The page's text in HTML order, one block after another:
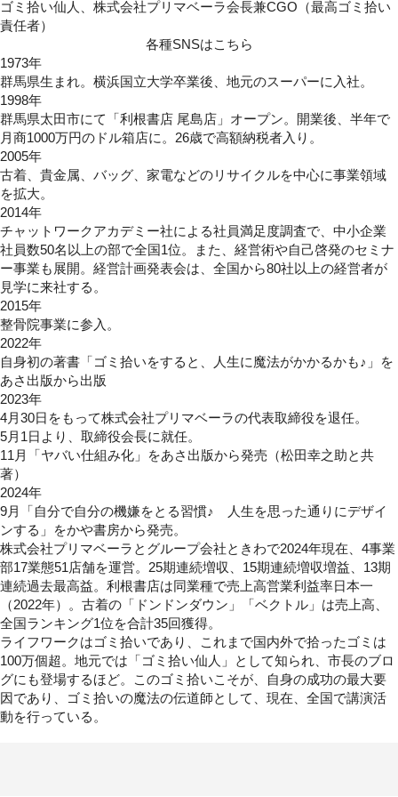
ゴミ拾い仙人、株式会社プリマベーラ会長兼CGO（最高ゴミ拾い
責任者）
各種SNSはこちら
1973年
群馬県生まれ。横浜国立大学卒業後、地元のスーパーに入社。
1998年
群馬県太田市にて「利根書店 尾島店」オープン。開業後、半年で
月商1000万円のドル箱店に。26歳で高額納税者入り。
2005年
古着、貴金属、バッグ、家電などのリサイクルを中心に事業領域
を拡大。
2014年
チャットワークアカデミー社による社員満足度調査で、中小企業
社員数50名以上の部で全国1位。また、経営術や自己啓発のセミナ
ー事業も展開。経営計画発表会は、全国から80社以上の経営者が
見学に来社する。
2015年
整骨院事業に参入。
2022年
自身初の著書 「ゴミ拾いをすると、人生に魔法がかかるかも♪」
を
あさ出版から出版
2023年
4月30日をもって株式会社プリマベーラの代表取締役を退任。
5月1日より、取締役会長に就任。
11月
「ヤバい仕組み化」
をあさ出版から発売（松田幸之助と共
著）
2024年
9月
「自分で自分の機嫌をとる習慣♪ 人生を思った通りにデザイ
ンする」
をかや書房から発売。
株式会社プリマベーラとグループ会社ときわで2024年現在、4事業
部17業態51店舗を運営。25期連続増収、15期連続増収増益、13期
連続過去最高益。利根書店は同業種で売上高営業利益率日本一
（2022年）。古着の「ドンドンダウン」「ベクトル」は売上高、
全国ランキング1位を合計35回獲得。
ライフワークはゴミ拾いであり、これまで国内外で拾ったゴミは
100万個超。地元では「ゴミ拾い仙人」として知られ、市長のブロ
グにも登場するほど。このゴミ拾いこそが、自身の成功の最大要
因であり、ゴミ拾いの魔法の伝道師として、現在、全国で講演活
動を行っている。